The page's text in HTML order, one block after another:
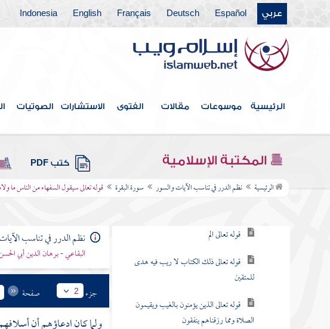
عربي Español
Deutsch
Français
English
Indonesia
الرئيسية موسوعات مقالات الفتوى الاستشارات الصوتيات
المكتبة الإسلامية كتب PDF
الرئيسية نظم الدرر في تناسب الآيات والسور سورة البقرة قوله تعالى سيقول السفهاء من الناس ما
سورة الفاتحة
سورة البقرة
قوله تعالى الم
قوله تعالى ذلك الكتاب لا ريب فيه هدى
للمتقين
قوله تعالى الذين يؤمنون بالغيب ويقيمون
الصلاة ومما رزقناهم ينفقون
نظم الدرر في تناسب
البقاعي - برهان الدين أبي
جزء 2 صفحة